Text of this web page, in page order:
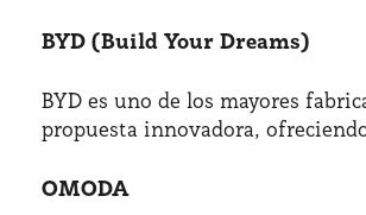
BYD (Build Your Dreams)
BYD es uno de los mayores
propuesta innovadora,
OMODA